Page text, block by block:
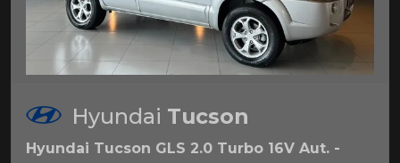
Hyundai Tucson
Hyundai Tucson GLS 2.0 Turbo 16V Aut. -